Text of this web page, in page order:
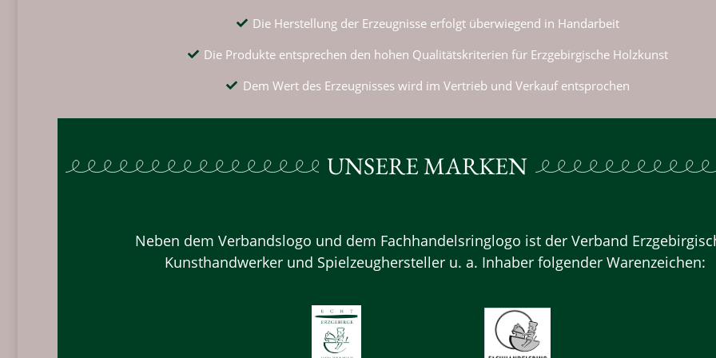
Die Herstellung der Erzeugnisse erfolgt überwiegend in Handarbeit
Die Produkte entsprechen den hohen Qualitätskriterien für Erzgebirgische Holzkunst
Dem Wert des Erzeugnisses wird im Vertrieb und Verkauf entsprochen
UNSERE MARKEN
Neben dem Verbandslogo und dem Fachhandelsringlogo ist der Verband
Kunsthandwerker und Spielzeughersteller u. a. Inhaber folgender Warenzeichen: